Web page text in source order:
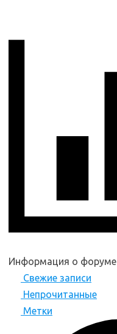
Информация о форуме
Свежие записи
Непрочитанные
Метки